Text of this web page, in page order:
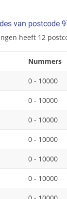
van postcode
heeft 12
Nummers
0 - 10000
0 - 10000
0 - 10000
0 - 10000
0 - 10000
0 - 10000